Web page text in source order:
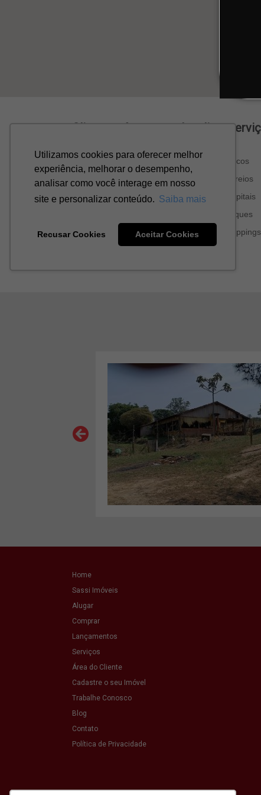
Home
Sassi Imóveis
Alugar
Comprar
Lançamentos
Serviços
Área do Cliente
Cadastre o seu Imóvel
Trabalhe Conosco
Blog
Contato
Política de Privacidade